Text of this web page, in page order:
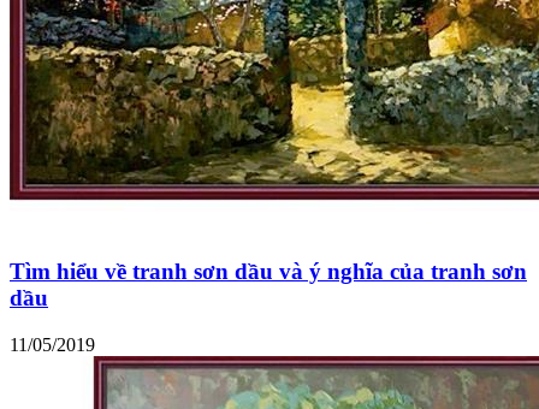
Tìm hiểu về tranh sơn dầu và ý nghĩa của tranh sơn
dầu
11/05/2019